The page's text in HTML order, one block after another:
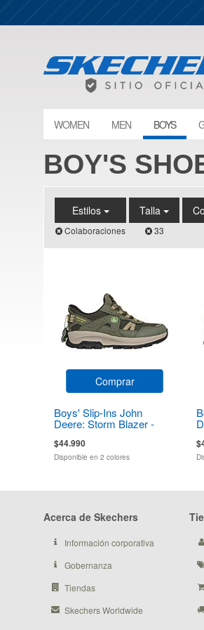
WOMEN MEN BOYS
BOY'S
Estilos
Colaboraciones
Talla
33
Comprar
Boys' Slip-Ins John
Deere: Storm Blazer -
$44.990
Disponible en 2 colores
Acerca de Skechers
Información corporativa
Gobernanza
Tiendas
Skechers Worldwide